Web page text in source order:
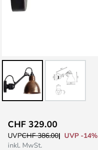
Anfang
der
CHF 329.00
UVPCHF 386.00
UVP -14%
inkl. MwSt.